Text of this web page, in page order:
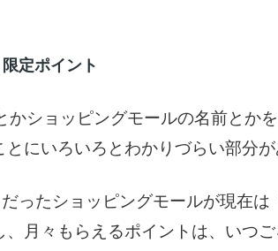
定ポイント
かショッピングモールの名前とか
にいろいろとわかりづらい部分が
ったショッピングモールが現在は
、月々もらえるポイントは、いつ